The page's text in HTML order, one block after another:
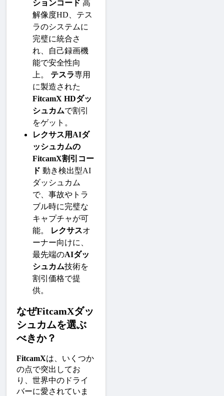
ションコード 高
解像度HD、テス
ラのシステムに
完璧に統合さ
れ、自己録画機
能で安全性向
上。 テスラ専用
に製造された
FitcamX HDダッ
シュカムで割引
をゲット。
レクサス用AIダ
ッシュカムの
FitcamX割引コー
ド 動き検出型AI
ダッシュカム
で、事故やトラ
ブル時に完璧な
キャプチャが可
能。
レクサスオ
ーナー向けに、
最先端のAIダッ
シュカム技術を
割引価格で提
供。
なぜFitcamXダッ
シュカムを選ぶ
べきか？
FitcamXは、いくつか
の点で突出してお
り、世界中のドライ
バーに愛されていま